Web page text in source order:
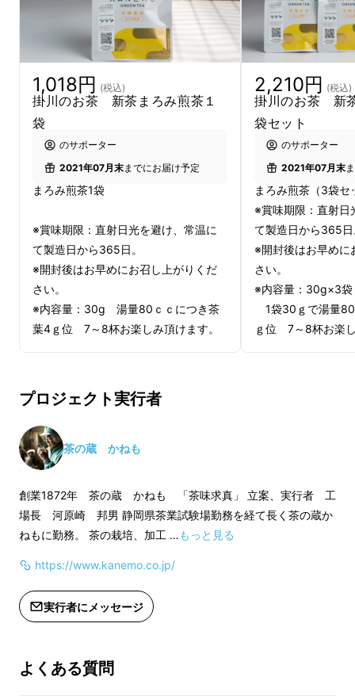
方法
よく構成、含有されています。
お茶（滲出液）にはよく知られた水溶性ビタミ
ビタミンＥ、繊維質があります。農薬不使用、
有機栽培茶は繊維が柔らかく、お茶一服後茶葉
をフライパンで油で炒めたり、調味液を掛けた
りしてお召し上がり頂けます。
仕様
1,018円 (税込)
掛川のお茶 新茶まろみ煎茶１
袋
のサポーター
2021年07月末までにお届け予定
まろみ煎茶1袋
※賞味期限：直射日光を避け、常温に
て製造日から365日。
※開封後はお早めにお召し上がりくだ
さい。
※内容量：30g 湯量80ｃｃにつき茶
葉4ｇ位 7～8杯お楽しみ頂けます。
茶葉3～4ｇを急須にいれ70℃のお湯
を80ｃｃ急須にそそぎ1分後湯飲みに
そそぎます。
二煎目は80℃くらいのお湯80ｃｃを
そそぎ15秒後湯飲みにそそぎます。
二煎飲んだ後の茶葉はお好みで油で炒
めたりつゆをかけて召し上がれます。
2,210円 (税込)
掛川のお茶 新
袋セット
のサポーター
2021年07月末
まろみ煎茶（3袋セ
※賞味期限：直射日
て製造日から365
※開封後はお早めに
さい。
※内容量：30g×3
1袋30ｇで湯量
ｇ位 7～8杯お楽
二煎飲んだ後の茶
めたりつゆをかけ
プロジェクト実行者
茶の蔵 かねも
創業1872年 茶の蔵 かねも 「茶味求真」 立案、実行者 工
場長 河原崎 邦男 静岡県茶業試験場勤務を経て長く茶の蔵か
ねもに勤務。 茶の栽培、加工 …もっと見る
https://www.kanemo.co.jp/
実行者にメッセージ
よくある質問